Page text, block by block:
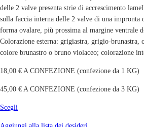
delle 2 valve presenta strie di accrescimento
sulla faccia interna delle 2 valve di una impronta
forma ovalare, più prossima al margine ventrale
Colorazione esterna: grigiastra, grigio-brunastra,
colore brunastro o bruno violaceo; colorazione
18,00 € A CONFEZIONE (confezione da 1 KG)
45,00 € A CONFEZIONE (confezione da 3 KG)
Scegli